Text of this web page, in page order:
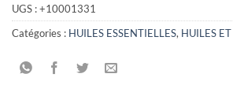
UGS :+10001331
Catégories : HUILES ESSENTIELLES, HUILES